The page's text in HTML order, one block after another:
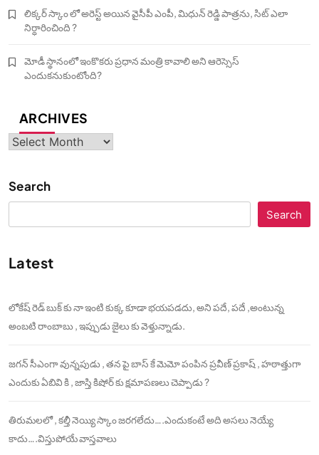
లిక్కర్ స్కాం లో అరెస్ట్ అయిన వైసీపీ ఎంపీ, మిధున్ రెడ్డి పాత్రను, సిట్ ఎలా
నిర్ధారించింది ?
మోడీ స్థానంలో ఇంకొకరు ప్రధాన మంత్రి కావాలి అని ఆరెస్సెస్‌
ఎందుకనుకుంటోంది?
ARCHIVES
Archives
Search
Search
Latest
లోకేష్ రెడ్ బుక్ కు నా ఇంటి కుక్క కూడా భయపడదు, అని పదే, పదే ,అంటున్న
అంబటి రాంబాబు , ఇప్పుడు జైలు కు వెళ్తున్నాడు.
జగన్ సీఎంగా వున్నపుడు , తన పై బాస్ కే మెమో పంపిన ప్రవీణ్ ప్రకాష్ , హఠాత్తుగా
ఎందుకు ఏబివి కి , జాస్తి కిషోర్ కు క్షమాపణలు చెప్పాడు ?
తిరుమలలో , కల్తీ నెయ్యి స్కాం జరగలేదు….ఎందుకంటే అది అసలు నెయ్యే
కాదు….విస్తుపోయే వాస్తవాలు